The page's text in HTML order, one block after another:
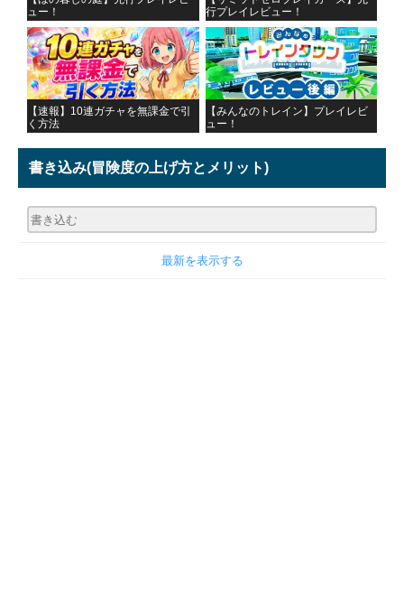
ュー！
行プレイレビュー！
【速報】10連ガチャを無課金で引
く方法
【みんなのトレイン】プレイレビ
ュー！
書き込み(冒険度の上げ方とメリット)
最新を表示する